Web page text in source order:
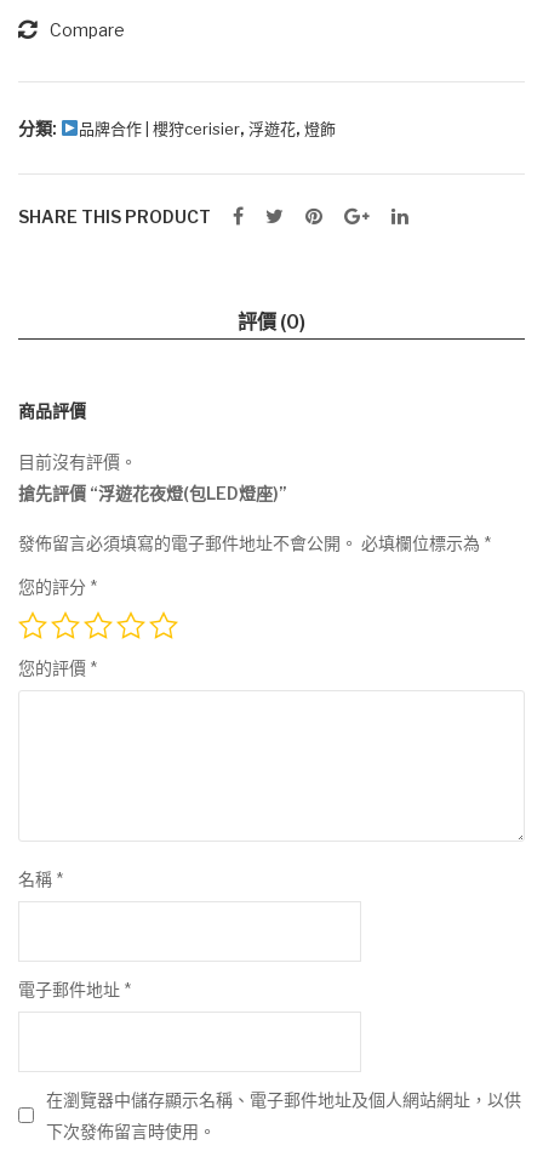
燈
燈
量
Compare
分類: 品牌合作 | 櫻狩cerisier, 浮遊花, 燈飾
SHARE THIS PRODUCT
評價 (0)
商品評價
目前沒有評價。
搶先評價 “浮遊花夜燈(包LED燈座)”
發佈留言必須填寫的電子郵件地址不會公開。 必填欄位標示為 *
您的評分 *
您的評價 *
名稱 *
電子郵件地址 *
在瀏覽器中儲存顯示名稱、電子郵件地址及個人網站網址，以供
下次發佈留言時使用。